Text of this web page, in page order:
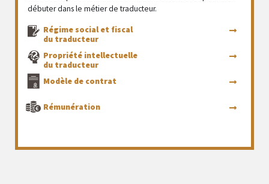
débuter dans le métier de traducteur.
Régime social et fiscal
du traducteur
Propriété intellectuelle
du traducteur
Modèle de contrat
Rémunération